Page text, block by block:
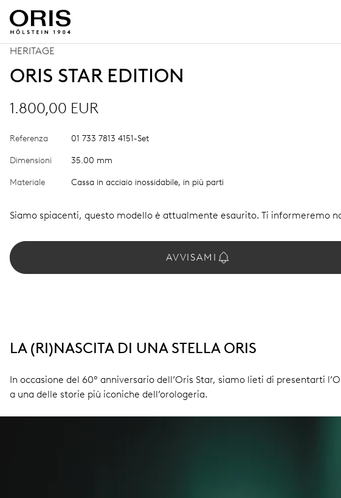
HERITAGE
ORIS STAR EDITION
1.800,00 EUR
Referenza 01 733 7813 4151-Set
Dimensioni 35.00 mm
Materiale Cassa in acciaio inossidabile, in più parti
Siamo spiacenti, questo modello è attualmente esaurito. Ti informeremo
AVVISAMI
LA (RI)NASCITA DI UNA STELLA ORIS
In occasione del 60° anniversario dell’Oris Star, siamo lieti di presentarti
a una delle storie più iconiche dell’orologeria.